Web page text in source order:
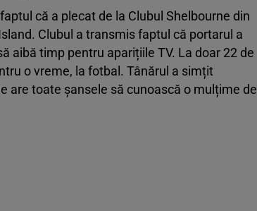
că a plecat de la Clubul Shelbourne din
Clubul a transmis faptul că portarul a
aibă timp pentru aparițiile TV. La doar 22 de
o vreme, la fotbal. Tânărul a simțit
are toate șansele să cunoască o mulțime de